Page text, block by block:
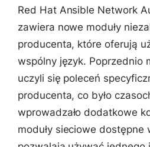
Red Hat Ansible Network
zawiera nowe moduły
producenta, które oferują
wspólny język. Poprzednio
uczyli się poleceń
producenta, co było
wprowadzało dodatkowe
moduły sieciowe dostępne